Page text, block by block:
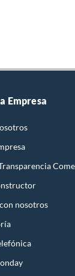
Empresa
nosotros